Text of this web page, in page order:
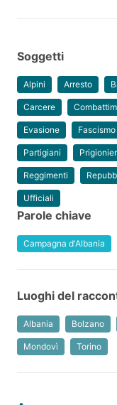
Soggetti
Alpini Arresto
Carcere
Evasione Fascismo
Partigiani
Reggimenti
Ufficiali
Parole chiave
Campagna d'Albania
Luoghi del
Albania Bolzano
Mondovì Torino